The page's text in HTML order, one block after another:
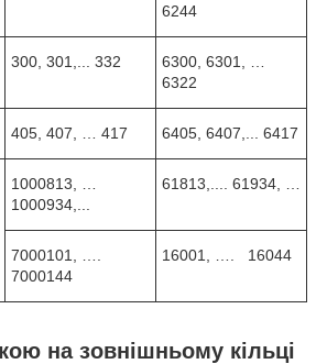
6244
300, 301,... 332
6300, 6301, …
6322
405, 407, … 417 6405, 6407,... 6417
1000813, …
1000934,...
61813,.... 61934, …
7000101, ….
7000144
16001, …. 16044
на зовнішньому кільці